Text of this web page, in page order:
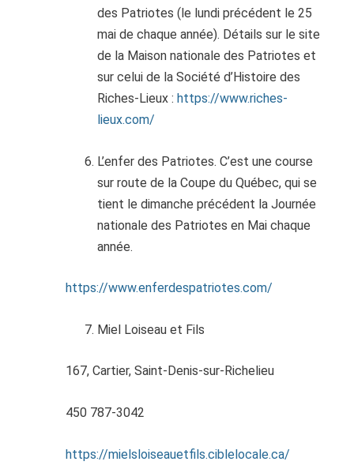
des Patriotes (le lundi précédent le 25
mai de chaque année). Détails sur le site
de la Maison nationale des Patriotes et
sur celui de la Société d’Histoire des
Riches-Lieux : https://www.riches-
lieux.com/
L’enfer des Patriotes. C’est une course
sur route de la Coupe du Québec, qui se
tient le dimanche précédent la Journée
nationale des Patriotes en Mai chaque
année.
https://www.enferdespatriotes.com/
Miel Loiseau et Fils
167, Cartier, Saint-Denis-sur-Richelieu
450 787-3042
https://mielsloiseauetfils.ciblelocale.ca/